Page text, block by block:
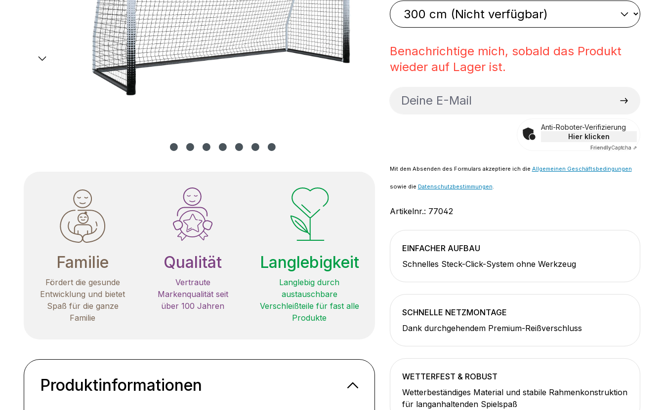
Familie
Fördert die gesunde
Entwicklung und bietet
Spaß für die ganze
Familie
Qualität
Vertraute
Markenqualität seit
über 100 Jahren
Langlebigkeit
Langlebig durch
austauschbare
Verschleißteile für fast alle
Produkte
Benachrichtige mich, sobald das Produkt
wieder auf Lager ist.
Deine E-Mail
Anti-Roboter-Verifizierung
Hier klicken
FriendlyCaptcha ⇗
Mit dem Absenden des Formulars akzeptiere ich die Allgemeinen Geschäftsbedingungen
sowie die Datenschutzbestimmungen.
Artikelnr.: 77042
EINFACHER AUFBAU
Schnelles Steck-Click-System ohne Werkzeug
SCHNELLE NETZMONTAGE
Dank durchgehendem Premium-Reißverschluss
WETTERFEST & ROBUST
Wetterbeständiges Material und stabile Rahmenkonstruktion
für langanhaltenden Spielspaß
Produktinformationen